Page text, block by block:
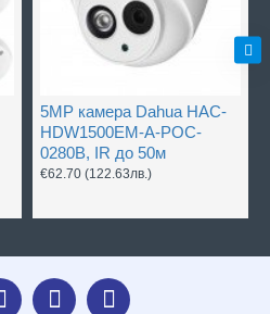
5MP камера Dahua HAC-
HDW1500EM-A-POC-
0280B, IR до 50м
€62.70 (122.63лв.)